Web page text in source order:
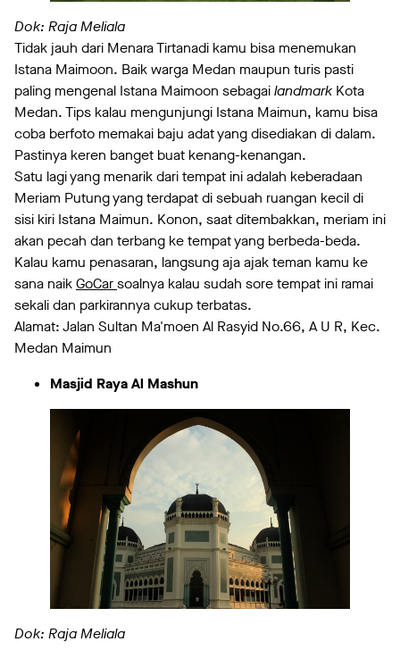
Dok: Raja Meliala
Tidak jauh dari Menara Tirtanadi kamu bisa menemukan
Istana Maimoon. Baik warga Medan maupun turis pasti
paling mengenal Istana Maimoon sebagailandmark Kota
Medan. Tips kalau mengunjungi Istana Maimun, kamu bisa
coba berfoto memakai baju adat yang disediakan di dalam.
Pastinya keren banget buat kenang-kenangan.
Satu lagi yang menarik dari tempat ini adalah keberadaan
Meriam Putung yang terdapat di sebuah ruangan kecil di
sisi kiri Istana Maimun. Konon, saat ditembakkan, meriam ini
akan pecah dan terbang ke tempat yang berbeda-beda.
Kalau kamu penasaran, langsung aja ajak teman kamu ke
sana naikGoCarsoalnya kalau sudah sore tempat ini ramai
sekali dan parkirannya cukup terbatas.
Alamat: Jalan Sultan Ma'moen Al Rasyid No.66, A U R, Kec.
Medan Maimun
Masjid Raya Al Mashun
Dok: Raja Meliala